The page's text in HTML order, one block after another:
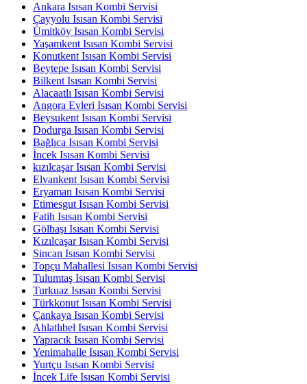
Ankara Isısan Kombi Servisi
Çayyolu Isısan Kombi Servisi
Ümitköy Isısan Kombi Servisi
Yaşamkent Isısan Kombi Servisi
Konutkent Isısan Kombi Servisi
Beytepe Isısan Kombi Servisi
Bilkent Isısan Kombi Servisi
Alacaatlı Isısan Kombi Servisi
Angora Evleri Isısan Kombi Servisi
Beysukent Isısan Kombi Servisi
Dodurga Isısan Kombi Servisi
Bağlıca Isısan Kombi Servisi
İncek Isısan Kombi Servisi
kızılcaşar Isısan Kombi Servisi
Elvankent Isısan Kombi Servisi
Eryaman Isısan Kombi Servisi
Etimesgut Isısan Kombi Servisi
Fatih Isısan Kombi Servisi
Gölbaşı Isısan Kombi Servisi
Kızılcaşar Isısan Kombi Servisi
Sincan Isısan Kombi Servisi
Topçu Mahallesi Isısan Kombi Servisi
Tulumtaş Isısan Kombi Servisi
Turkuaz Isısan Kombi Servisi
Türkkonut Isısan Kombi Servisi
Çankaya Isısan Kombi Servisi
Ahlatlıbel Isısan Kombi Servisi
Yapracık Isısan Kombi Servisi
Yenimahalle Isısan Kombi Servisi
Yurtçu Isısan Kombi Servisi
İncek Life Isısan Kombi Servisi